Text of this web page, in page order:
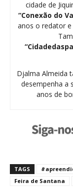
cidade de
“Conexão do
anos o redator
Djalma Almeida
desempenha a
anos de
TAGS
Feira de Santana